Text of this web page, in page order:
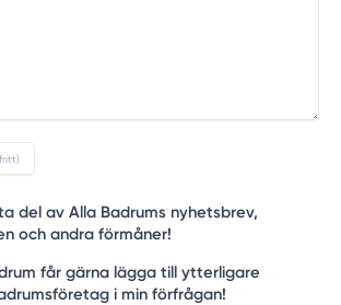
del av Alla Badrums nyhetsbrev,
och andra förmåner!
får gärna lägga till ytterligare
i min förfrågan!